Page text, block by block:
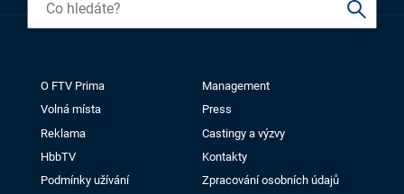
O FTV Prima
Management
Volná místa
Press
Reklama
Castingy a výzvy
HbbTV
Kontakty
Podmínky užívání
Zpracování osobních údajů